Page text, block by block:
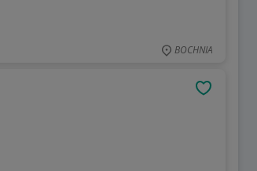
BOCHNIA